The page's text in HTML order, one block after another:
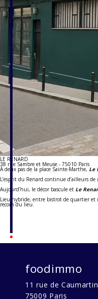
LE RENARD
38 rue Sambre et Meuse - 75010 Paris
À deux pas de la place Sainte-Marthe, Le
L’esprit du Renard continue d’ailleurs
Aujourd’hui, le décor bascule et Le
Lieu hybride, entre bistrot de quartier et
recoin du lieu.
foodimmo
11 rue de Caumartin
75009 Paris